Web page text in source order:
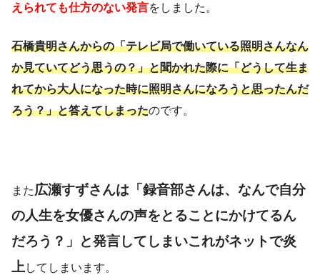
えられても仕方のない発言をしました。
石橋貴明さんからの「テレビ局で働いている照明さんなん
か見ていてどう思うの？」と聞かれた際に「どうして生ま
れてから大人になった時に照明さんになろうと思ったんだ
ろう？」と答えてしまったのです。
また 広瀬すずさんは「録音部さんは、なんで自分
の人生を女優さんの声をとることにかけてるん
だろう？」と発言してしまいこれがネットで炎
上してしまいます。